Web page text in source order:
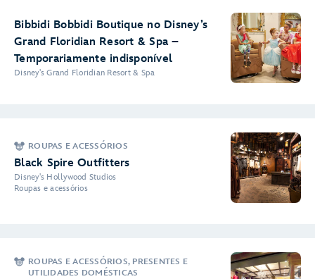
Bibbidi Bobbidi Boutique no Disney’s
Grand Floridian Resort & Spa –
Temporariamente indisponível
Disney's Grand Floridian Resort & Spa
ROUPAS E ACESSÓRIOS
Black Spire Outfitters
Disney's Hollywood Studios
Roupas e acessórios
ROUPAS E ACESSÓRIOS, PRESENTES E
UTILIDADES DOMÉSTICAS